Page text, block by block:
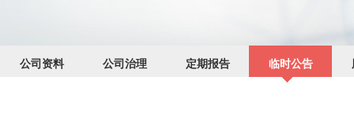
公司资料 公司治理 定期报告 临时公告